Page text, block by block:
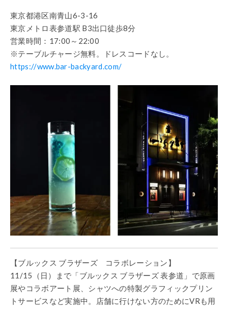
東京都港区南青山6-3-16
東京メトロ表参道駅 B3出口徒歩8分
営業時間：17:00～22:00
※テーブルチャージ無料。ドレスコードなし。
https://www.bar-backyard.com/
【ブルックス ブラザーズ コラボレーション】
11/15（日）まで「ブルックス ブラザーズ 表参道」で原画
展やコラボアート展、シャツへの特製グラフィックプリン
トサービスなど実施中。店舗に行けない方のためにVRも用